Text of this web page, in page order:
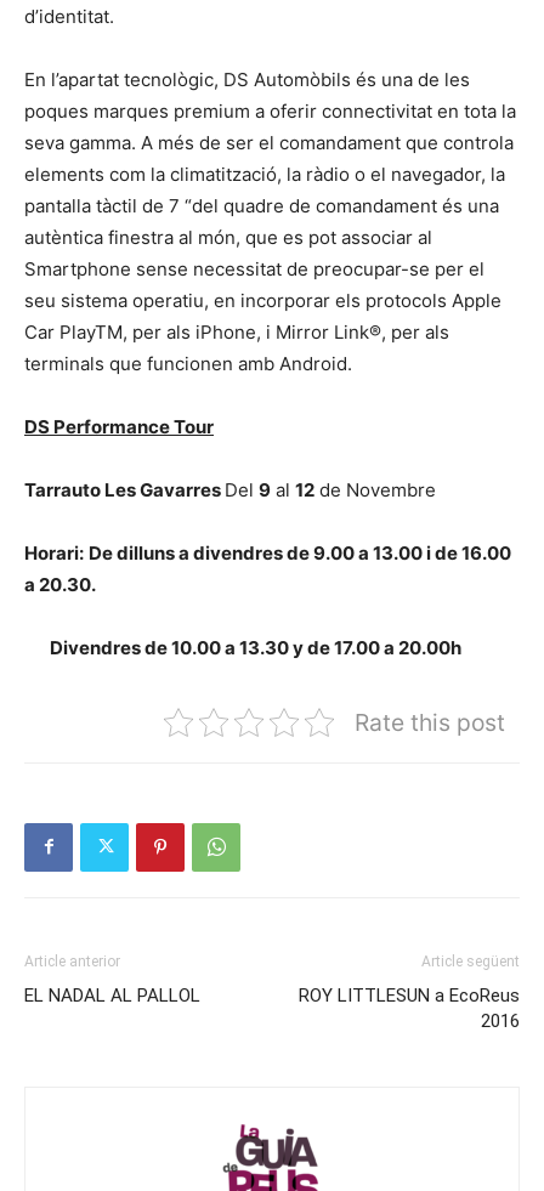
d’identitat.
En l’apartat tecnològic, DS Automòbils és una de les
poques marques premium a oferir connectivitat en tota la
seva gamma. A més de ser el comandament que controla
elements com la climatització, la ràdio o el navegador, la
pantalla tàctil de 7 “del quadre de comandament és una
autèntica finestra al món, que es pot associar al
Smartphone sense necessitat de preocupar-se per el
seu sistema operatiu, en incorporar els protocols Apple
Car PlayTM, per als iPhone, i Mirror Link®, per als
terminals que funcionen amb Android.
DS Performance Tour
Tarrauto Les Gavarres Del 9 al 12 de Novembre
Horari: De dilluns a divendres de 9.00 a 13.00 i de 16.00
a 20.30.
Divendres de 10.00 a 13.30 y de 17.00 a 20.00h
Rate this post
Article anterior
EL NADAL AL PALLOL
Article següent
ROY LITTLESUN a EcoReus
2016